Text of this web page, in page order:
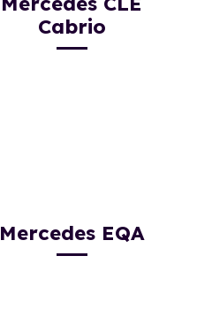
Cabrio
Mercedes EQA